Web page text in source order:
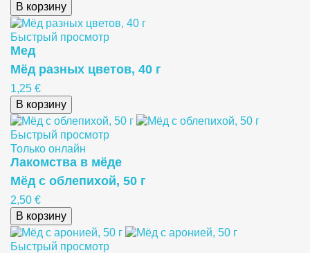
В корзину
Быстрый просмотр
Meд
Мёд разных цветов, 40 г
1,25 €
В корзину
Быстрый просмотр
Только онлайн
Лакомства в мёде
Мёд с облепихой, 50 г
2,50 €
В корзину
Быстрый просмотр